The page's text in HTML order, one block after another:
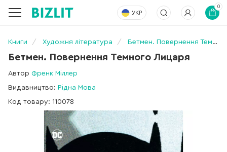
УКР
0
Книги Художня література Бетмен. Повернення Темного Лицаря
Бетмен. Повернення Темного Лицаря
Автор Френк Міллер
Видавництво: Рідна Мова
Код товару: 110078